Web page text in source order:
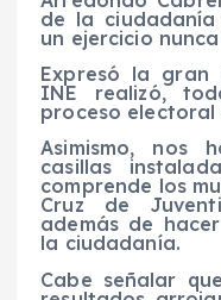
de la
un ejercicio
Expresó la
INE realizó,
proceso
Asimismo, nos
casillas
comprende los
Cruz de
además de
la ciudadanía.
Cabe señalar